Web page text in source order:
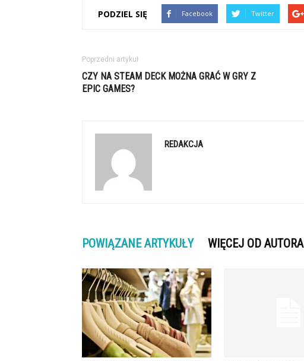
PODZIEL SIĘ Facebook Twitter
Poprzedni artykuł
CZY NA STEAM DECK MOŻNA GRAĆ W GRY Z
EPIC GAMES?
REDAKCJA
POWIĄZANE ARTYKUŁY WIĘCEJ OD AUTORA